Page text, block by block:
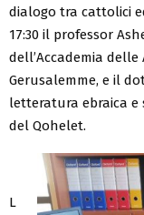
dialogo tra cattolici
17:30 il professor
dell’Accademia
Gerusalemme, e il
letteratura ebraica e
del Qohelet.
L